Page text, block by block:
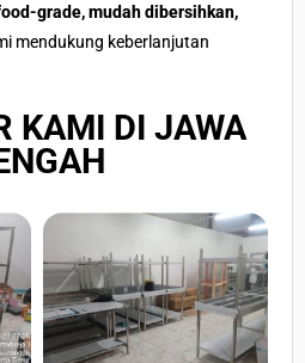
grade, mudah dibersihkan,
mendukung keberlanjutan
KAMI DI JAWA